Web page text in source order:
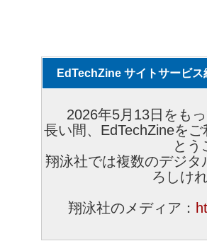
EdTechZine サイトサービス
2026年5月13日をも
長い間、EdTechZineを
とう
翔泳社では複数のデジ
ろしけ
翔泳社のメディア：